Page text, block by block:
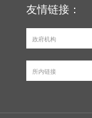
友情链接：
政府机构
所内链接